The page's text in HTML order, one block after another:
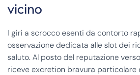
vicino
I giri a scrocco esenti da contorto
osservazione dedicata alle slot dei
saluto. Al posto del reputazione
riceve excretion bravura particolare